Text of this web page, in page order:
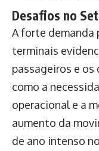
Desafios no
A forte demanda
terminais
passageiros e
como a
operacional e a
aumento da
de ano intenso